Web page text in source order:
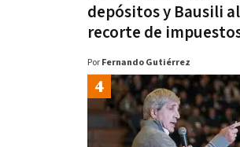
depósitos y Bausili
recorte de
Por Fernando Gutiérrez